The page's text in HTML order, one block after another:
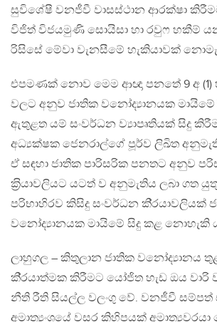
සුවිශේෂී වනජීවී වාසස්ථාන ආරක්ෂා
විජිත් විජයමුණි සොයිසා හා රවුෆ හකීම්
රිසිසේ මේවා වැනසීමේ හැකියාවක්
එපමණක් නොව මෙම ආඥා පනතේ 9 අ (1)
වලට අනුව ජාතික වනෝද්‍යානයක
ඇතුළත යම් සංවර්ධන ව්‍යාපෘතියක් සිදු
අධ්‍යක්ෂක ජෙනරාල්ගේ පූර්ව ලිඛිත
ඒ සඳහා ජාතික පාරිසරික පනතට අනුව
ක‍්‍රියාවලියට යටත් ව අනුමැතිය ලබා ගත
පරිභාහිරව කිසිදු සංවර්ධන කි‍්‍රයාවලියක්
වනෝද්‍යානයක මායිමේ සිදු කළ නොහැකි
ලාහුගල – කිතුලාන ජාතික වනෝද්‍යානය
කි‍්‍රයාත්මක කිරීමට යෝජිත හැඩ ඔය වාරි
නීති රීති සියල්ල වලංගු වේ. වනජීවී සම්පත්
අමාත්‍යංශයේ වසර කිහිපයක්